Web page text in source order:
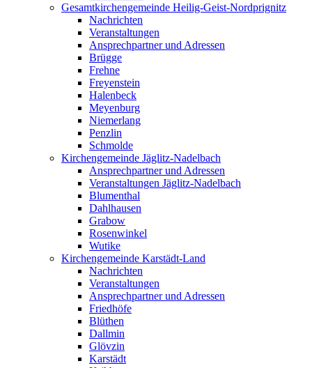
Gesamtkirchengemeinde Heilig-Geist-Nordprignitz
Nachrichten
Veranstaltungen
Ansprechpartner und Adressen
Brügge
Frehne
Freyenstein
Halenbeck
Meyenburg
Niemerlang
Penzlin
Schmolde
Kirchengemeinde Jäglitz-Nadelbach
Ansprechpartner und Adressen
Veranstaltungen Jäglitz-Nadelbach
Blumenthal
Dahlhausen
Grabow
Rosenwinkel
Wutike
Kirchengemeinde Karstädt-Land
Nachrichten
Veranstaltungen
Ansprechpartner und Adressen
Friedhöfe
Blüthen
Dallmin
Glövzin
Karstädt